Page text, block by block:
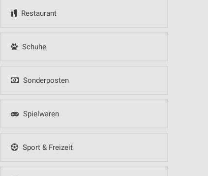
Restaurant
Schuhe
Sonderposten
Spielwaren
Sport & Freizeit